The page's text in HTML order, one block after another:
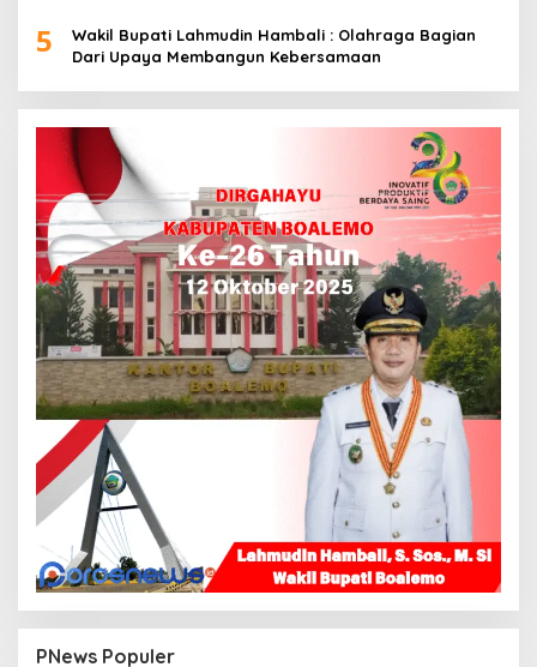
5
Wakil Bupati Lahmudin Hambali : Olahraga Bagian
Dari Upaya Membangun Kebersamaan
PNews Populer